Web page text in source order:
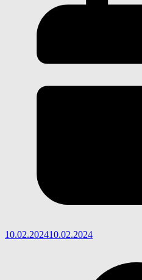
10.02.202410.02.2024